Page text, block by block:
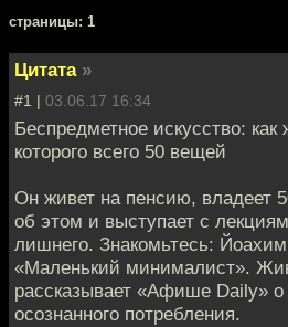
cтраницы: 1
Цитата »
#1 | 03.06.17 16:34
Беспредметное искусство: как
которого всего 50 вещей
Он живет на пенсию, владеет
об этом и выступает с
лишнего. Знакомьтесь: Йоахим
«Маленький минималист».
рассказывает «Афише Daily»
осознанного потребления.